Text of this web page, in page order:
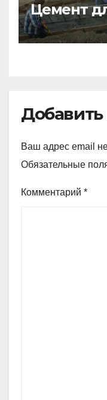
Цемент
Ваш адрес email
Обязательные
Комментарий *